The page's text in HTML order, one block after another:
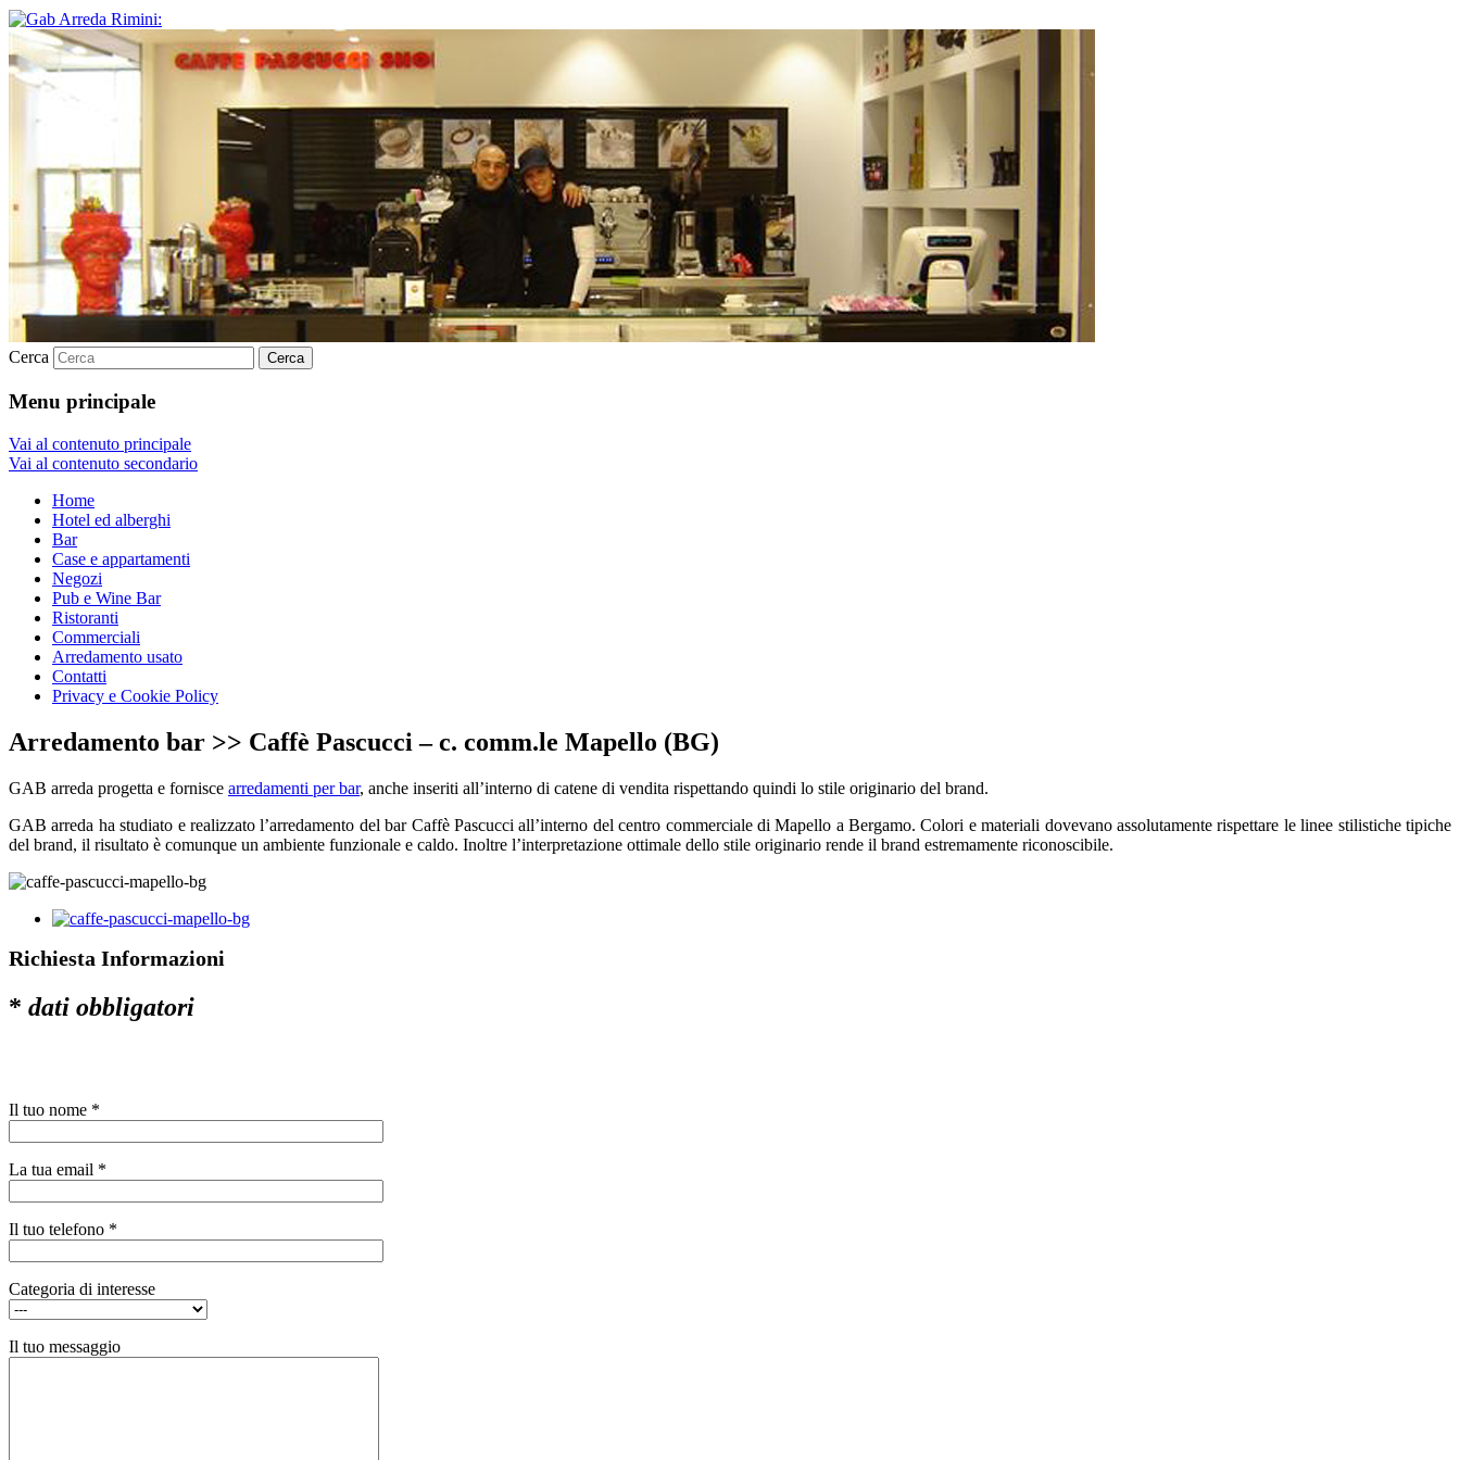
Cerca
Menu principale
Vai al contenuto principale
Vai al contenuto secondario
Home
Hotel ed alberghi
Bar
Case e appartamenti
Negozi
Pub e Wine Bar
Ristoranti
Commerciali
Arredamento usato
Contatti
Privacy e Cookie Policy
Arredamento bar >> Caffè Pascucci – c. comm.le Mapello (BG)
GAB arreda progetta e fornisce arredamenti per bar, anche inseriti all’interno di catene di vendita rispettando quindi lo stile originario del brand.
GAB arreda ha studiato e realizzato l’arredamento del bar Caffè Pascucci all’interno del centro commerciale di Mapello a Bergamo. Colori e materiali dovevano assolutamente rispettare le linee stilistiche tipiche
del brand, il risultato è comunque un ambiente funzionale e caldo. Inoltre l’interpretazione ottimale dello stile originario rende il brand estremamente riconoscibile.
Richiesta Informazioni
* dati obbligatori
Il tuo nome *
La tua email *
Il tuo telefono *
Categoria di interesse
Il tuo messaggio